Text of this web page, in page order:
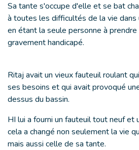
Sa tante s'occupe d'elle et se bat
à toutes les difficultés de la vie
en étant la seule personne à
gravement handicapé.
Ritaj avait un vieux fauteuil roulant
ses besoins et qui avait provoqué
dessus du bassin.
HI lui a fourni un fauteuil tout neuf et
cela a changé non seulement la vie
mais aussi celle de sa tante.